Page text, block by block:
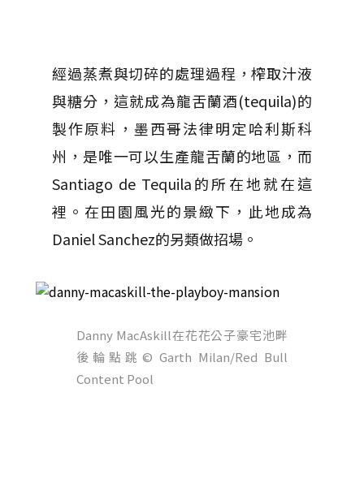
經過蒸煮與切碎的處理過程，榨取汁液
與糖分，這就成為龍舌蘭酒(tequila)的
製作原料，墨西哥法律明定哈利斯科
州，是唯一可以生產龍舌蘭的地區，而
Santiago de Tequila的所在地就在這
裡。在田園風光的景緻下，此地成為
Daniel Sanchez的另類做招場。
Danny MacAskill在花花公子豪宅池畔
後輪點跳 © Garth Milan/Red Bull
Content Pool